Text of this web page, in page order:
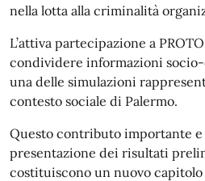
nella lotta alla criminalità
L’attiva partecipazione a
condividere informazioni
una delle simulazioni
contesto sociale di Palermo.
Questo contributo importante
presentazione dei risultati
costituiscono un nuovo